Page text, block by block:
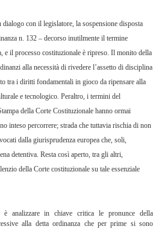
con il legislatore, la sospensione disposta
n. 132 – decorso inutilmente il termine
e il processo costituzionale è ripreso. Il monito della
alla necessità di rivedere l’assetto di disciplina
tra i diritti fondamentali in gioco da ripensare alla
e tecnologico. Peraltro, i termini del
della Corte Costituzionale hanno ormai
inteso percorrere; strada che tuttavia rischia di non
dalla giurisprudenza europea che, soli,
detentiva. Resta così aperto, tra gli altri,
della Corte costituzionale su tale essenziale
è analizzare in chiave critica le pronunce della
alla detta ordinanza che per prime si sono